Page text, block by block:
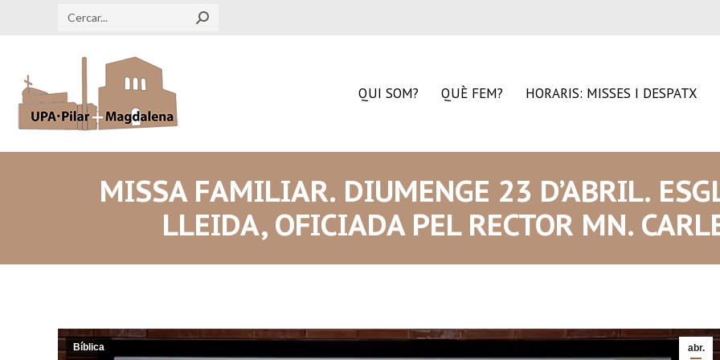
Search:
QUI SOM? QUÈ FEM? HORARIS: MISSES I DESPATX
MISSA FAMILIAR. DIUMENGE 23 D’ABRIL.
LLEIDA, OFICIADA PEL RECTOR MN.
abr.
Bíblica